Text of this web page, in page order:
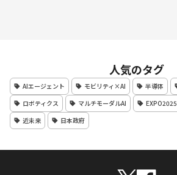
人気のタグ
AIエージェント モビリティ×AI 半導体
ロボティクス
マルチモーダルAI EXPO2025
近未来
日本政府